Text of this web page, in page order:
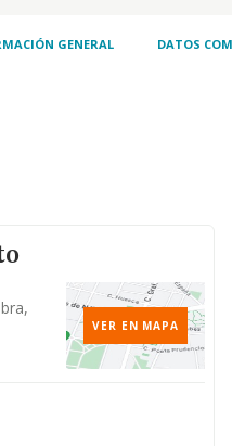
GENERAL DATOS
VER EN MAPA